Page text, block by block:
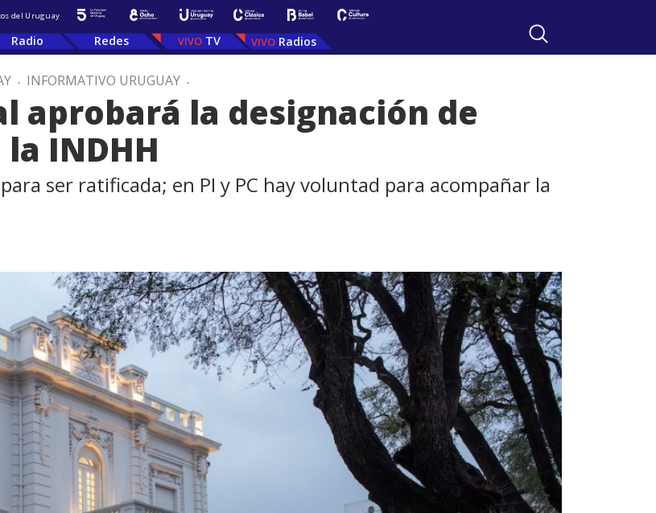
del Uruguay
Radio Redes TV Radios
. INFORMATIVO URUGUAY .
aprobará la designación de
INDHH
ser ratificada; en PI y PC hay voluntad para acompañar la